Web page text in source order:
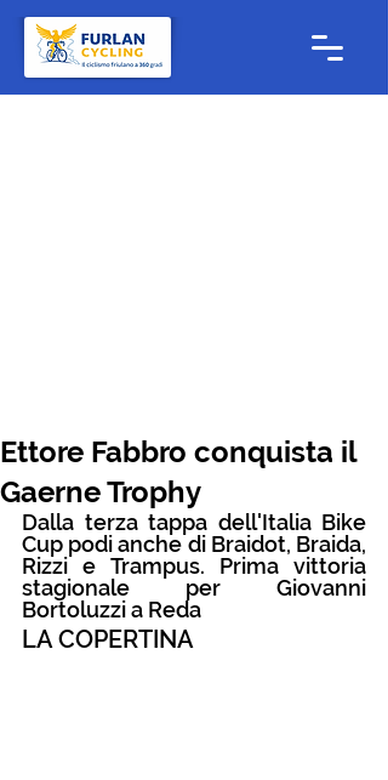
Ettore Fabbro conquista il
Gaerne Trophy
Dalla terza tappa dell'Italia Bike
Cup podi anche di Braidot, Braida,
Rizzi e Trampus. Prima vittoria
stagionale per Giovanni
Bortoluzzi a Reda
LA COPERTINA